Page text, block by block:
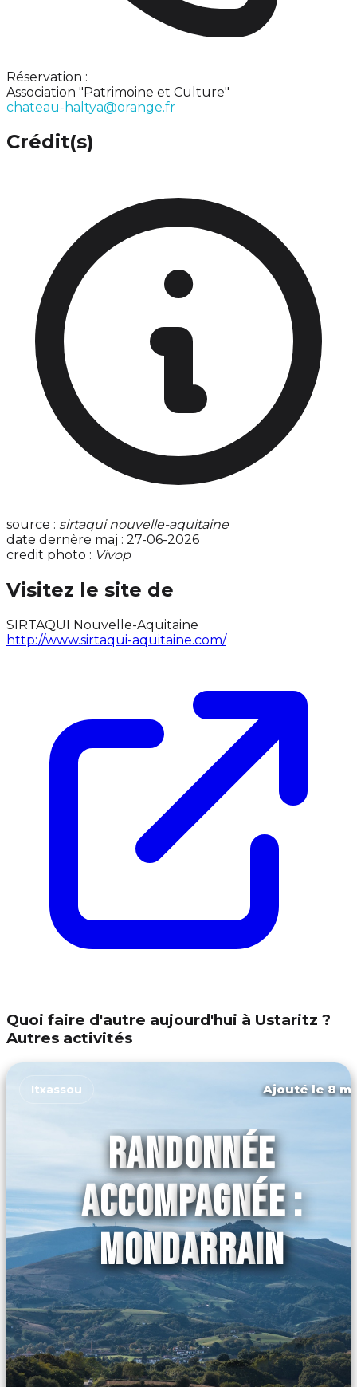
Réservation :
Association "Patrimoine et Culture"
chateau-haltya@orange.fr
Crédit(s)
source : sirtaqui nouvelle-aquitaine
date dernère maj : 27-06-2026
credit photo : Vivop
Visitez le site de
SIRTAQUI Nouvelle-Aquitaine
http://www.sirtaqui-aquitaine.com/
Quoi faire d'autre aujourd'hui à Ustaritz ?
Autres activités
Itxassou Ajouté le 8
RANDONNÉE
ACCOMPAGNÉE :
MONDARRAIN